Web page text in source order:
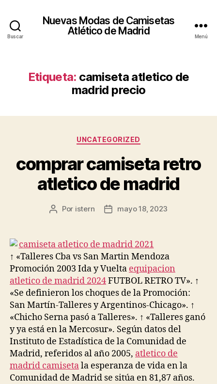
Buscar
Nuevas Modas de Camisetas
Atlético de Madrid
Menú
Etiqueta: camiseta atletico de
madrid precio
Categorías
UNCATEGORIZED
comprar camiseta retro
atletico de madrid
Autor
entrada
Por istern
Fecha
entrada
mayo 18, 2023
↑ «Talleres Cba vs San Martin Mendoza
Promoción 2003 Ida y Vuelta equipacion
atletico de madrid 2024FUTBOL RETRO TV». ↑
«Se definieron los choques de la Promoción:
San Martín-Talleres y Argentinos-Chicago». ↑
«Chicho Serna pasó a Talleres». ↑ «Talleres ganó
y ya está en la Mercosur». Según datos del
Instituto de Estadística de la Comunidad de
Madrid, referidos al año 2005, atletico de
madrid camisetala esperanza de vida en la
Comunidad de Madrid se sitúa en 81,87 años.